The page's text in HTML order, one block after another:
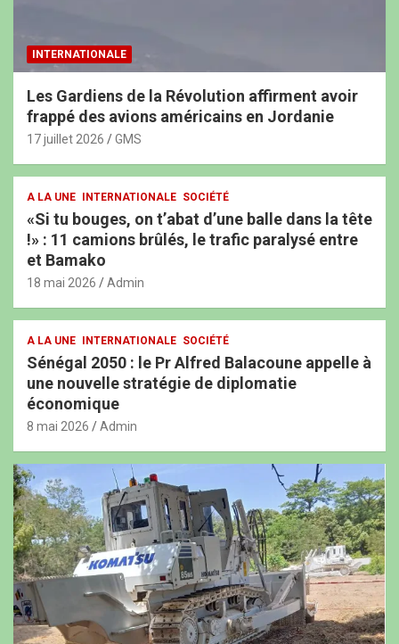
INTERNATIONALE
Les Gardiens de la Révolution affirment avoir
frappé des avions américains en Jordanie
17 juillet 2026 GMS
A LA UNE INTERNATIONALE SOCIÉTÉ
«Si tu bouges, on t’abat d’une balle dans la tête
!» : 11 camions brûlés, le trafic paralysé entre
et Bamako
18 mai 2026 Admin
A LA UNE INTERNATIONALE SOCIÉTÉ
Sénégal 2050 : le Pr Alfred Balacoune appelle à
une nouvelle stratégie de diplomatie
économique
8 mai 2026 Admin